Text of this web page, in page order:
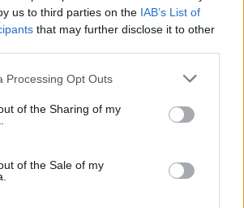
us to third parties on the IAB’s List of
that may further disclose it to other
website/app uses one or more Google
or usage behaviour. You may click to
to Google and its third-party tags to
specified purposes in below Google
Processing Opt Outs
of the Sharing of my
of the Sale of my